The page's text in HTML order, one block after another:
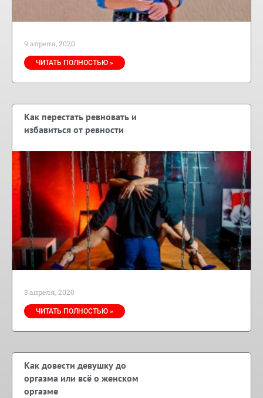
9 апреля, 2020
ЧИТАТЬ ПОЛНОСТЬЮ »
Как перестать ревновать и
избавиться от ревности
3 апреля, 2020
ЧИТАТЬ ПОЛНОСТЬЮ »
Как довести девушку до
оргазма или всё о женском
оргазме